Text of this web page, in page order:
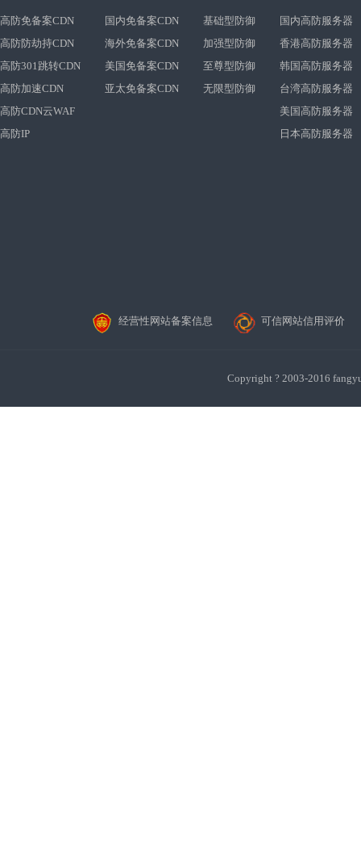
高防免备案CDN
高防防劫持CDN
高防301跳转CDN
高防加速CDN
高防CDN云WAF
高防IP
国内免备案CDN
海外免备案CDN
美国免备案CDN
亚太免备案CDN
基础型防御
加强型防御
至尊型防御
无限型防御
国内高防服务器
香港高防服务器
韩国高防服务器
台湾高防服务器
美国高防服务器
日本高防服务器
经营性网站备案信息 可信网站信用评价
Copyright ? 2003-2016